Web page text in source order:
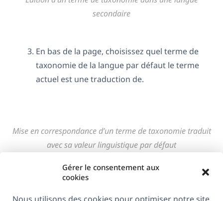
Gérer le consentement aux
cookies
secondaire
En bas de la page, choisissez quel terme de
taxonomie de la langue par défaut le terme
actuel est une traduction de.
Mise en correspondance d’un terme de taxonomie traduit
avec sa valeur linguistique par défaut
Étape 3 : Importation d’articles ou